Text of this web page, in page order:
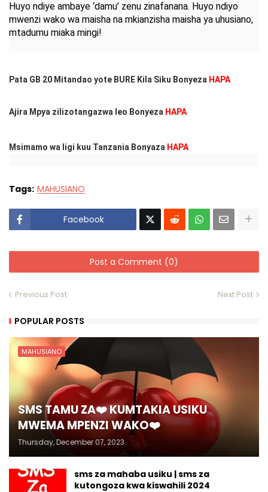
Huyo ndiye ambaye ‘damu’ zenu zinafanana. Huyo ndiyo
mwenzi wako wa maisha na mkianzisha maisha ya uhusiano,
mtadumu miaka mingi!
Pata GB 20 Mitandao yote BURE Kila Siku Bonyeza HAPA
Ajira Mpya zilizotangazwa leo Bonyeza HAPA
Msimamo wa ligi kuu Tanzania Bonyaza HAPA
Tags: MAHUSIANO
Facebook
Post a Comment (0)
Previous Post Next Post
POPULAR POSTS
MAHUSIANO
SMS TAMU ZA❤️ KUMTAKIA USIKU
MWEMA MPENZI WAKO❤️
Thursday, December 07, 2023
sms za mahaba usiku | sms za
kutongoza kwa kiswahili 2024